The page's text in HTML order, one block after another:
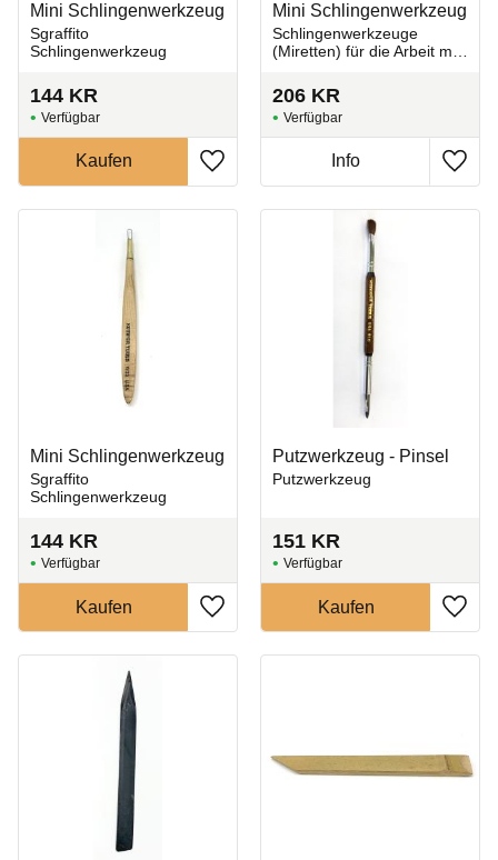
Mini Schlingenwerkzeug
Sgraffito
Schlingenwerkzeug
144 KR
Zu Favoriten hinzufügen
Mini Schlingenwerkzeug
Schlingenwerkzeuge
(Miretten) für die Arbeit mit
206 KR
Zu
Mini Schlingenwerkzeug
Sgraffito
Schlingenwerkzeug
144 KR
Zu Favoriten hinzufügen
Putzwerkzeug - Pinsel
Putzwerkzeug
151 KR
Zu